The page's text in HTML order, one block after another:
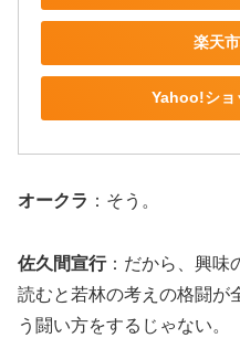
楽天
Yahoo!ショ
オークラ ：そう。
佐久間宣行：だから、興味
読むと若林の考えの格闘が
う闘い方をするじゃない。